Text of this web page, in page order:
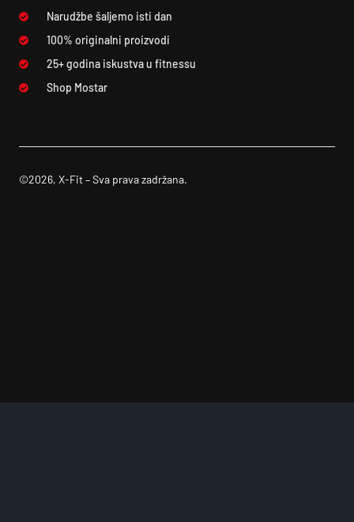
Narudžbe šaljemo isti dan
100% originalni proizvodi
25+ godina iskustva u fitnessu
Shop Mostar
©2026, X-Fit – Sva prava zadržana.